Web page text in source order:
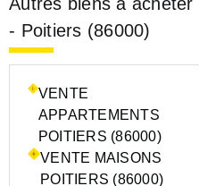
Autres biens à acheter
- Poitiers (86000)
VENTE
APPARTEMENTS
POITIERS (86000)
VENTE MAISONS
POITIERS (86000)